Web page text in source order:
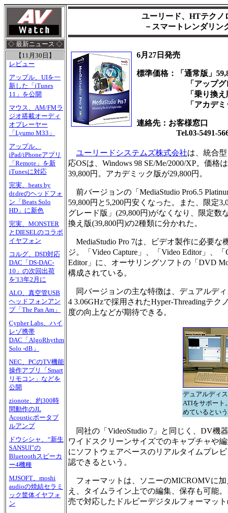
◇ 最新ニュース ◇
【11月30日】
レビュー
アップル、UIを一
新した「iTunes
11」を公開
マウス、AM/FMラ
ジオ搭載オーディ
オプレーヤー
「Lyumo M33」
アップル、
iPad/iPhoneアプリ
「Remote」を新
iTunesに対応
完実、beats by
dr.dreのヘッドフォ
ン「Beats Solo
HD」に新色
完実、MONSTER
とDIESELのコラボ
イヤフォン
コルグ、DSD対応
DAC「DS-DAC-
10」の次回出荷
を'13年2月に
ALO、真空管USB
ヘッドフォンアン
プ「The Pan Am」
Cypher Labs、ハイ
レゾ携帯
DAC「AlgoRhythm
Solo -dB」
NEC、PCのTV機能
操作アプリ「Smart
リモコン」などを
公開
zionote、約300時
間動作のJL
Acousticポータブ
ルアンプ
ドウシシャ、“新生
SANSUI”の
Bluetoothスピーカ
ー4機種
MJSOFT、moshi
audioの焼結セラミ
ック筐体イヤフォ
ン
ユーリード、HTテクノ
－スマートレンダリン
6月27日発売
標準価格：「通常版」
「アップグレー
「乗り換え版」
「アカデミック
連絡先：お客様窓口
Tel.03-5491-
ユーリードシステムズ株式会社は、統合
応OSは、Windows 98 SE/Me/2000/XP。価
39,800円。アカデミック版が29,800円。
前バージョンの「MediaStudio Pro6.5
59,800円と5,200円安くなった。また、限定
グレード版」(29,800円)がなくなり、限定数
換え版(39,800円)の2種類に分かれた。
MediaStudio Pro 7は、ビデオ製作に必要
ジ。「Video Capture」、「Video Editor」、
Editor」に、オーサリングソフトの「DVD
構成されている。
同バージョンの主な特徴は、デュアルディ
4 3.06GHzで採用されたHyper-Threadingテ
度の向上などが期待できる。
デュアルディ
ATIをサポート
めているという
同社の「VideoStudio 7」と同じく、DV機
ワイドスクリーンサイズでのキャプチャや
にソフトウェアベースのリアルタイムプレ
認できるという。
フォーマットは、ソニーのMICROMVに加
え、タイムライン上での編集、保存も可能
売で対応したドルビーデジタルフォーマッ